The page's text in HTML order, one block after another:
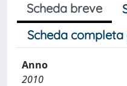
Scheda breve
Scheda completa
Anno
2010